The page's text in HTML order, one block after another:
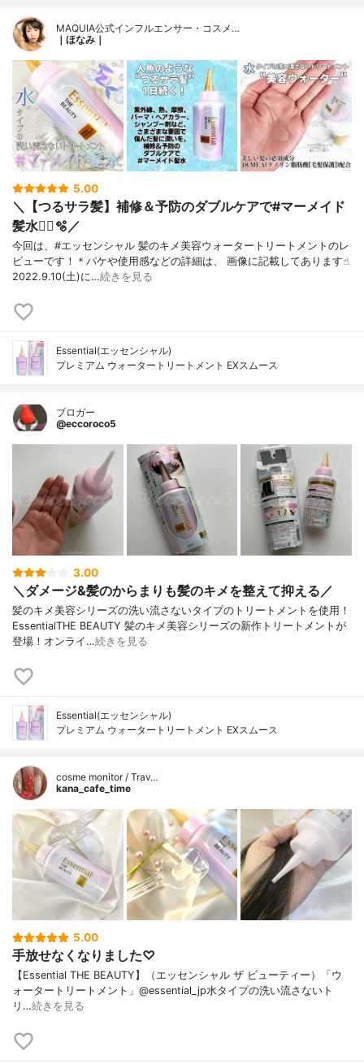
MAQUIA公式インフルエンサー・コスメ…
｜ほなみ｜
5.00
＼【つるサラ髪】補修＆予防のダブルケアで#マーメイド
髪水🧜‍♀️🫧／
今回は、#エッセンシャル 髪のキメ美容ウォータートリートメントのレ
ビューです！＊パケや使用感などの詳細は、 画像に記載してあります☝︎
2022.9.10(土)に…続きを見る
Essential(エッセンシャル)
プレミアム ウォータートリートメント EXスムース
ブロガー
@eccoroco5
3.00
＼ダメージ&髪のからまりも髪のキメを整えて抑える／
髪のキメ美容シリーズの洗い流さないタイプのトリートメントを使用！
EssentialTHE BEAUTY 髪のキメ美容シリーズの新作トリートメントが
登場！オンライ…続きを見る
Essential(エッセンシャル)
プレミアム ウォータートリートメント EXスムース
cosme monitor / Trav…
kana_cafe_time
5.00
手放せなくなりました♡
【Essential THE BEAUTY】（エッセンシャル ザ ビューティー）「ウ
ォータートリートメント」@essential_jp水タイプの洗い流さないト
リ…続きを見る